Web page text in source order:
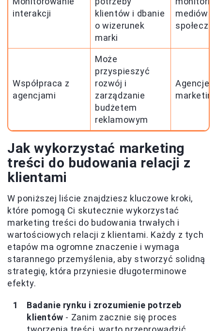
interakcji
klientów i dbanie
o wizerunek
marki
mediów
Współpraca z
agencjami
Może
przyspieszyć
rozwój i
zarządzanie
budżetem
reklamowym
Agencje
Jak wykorzystać marketing
treści do budowania relacji z
klientami
W poniższej liście znajdziesz kluczowe kroki,
które pomogą Ci skutecznie wykorzystać
marketing treści do budowania trwałych i
wartościowych relacji z klientami. Każdy z tych
etapów ma ogromne znaczenie i wymaga
starannego przemyślenia, aby stworzyć solidną
strategię, która przyniesie długoterminowe
efekty.
Badanie rynku i zrozumienie potrzeb
klientów - Zanim zacznie się proces